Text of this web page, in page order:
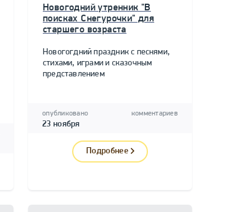
Новогодний утренник "В
поисках Снегурочки" для
старшего возраста
Новогогдний праздник с песнями,
стихами, играми и сказочным
представлением
опубликовано
23 ноября
комментариев
Подробнее